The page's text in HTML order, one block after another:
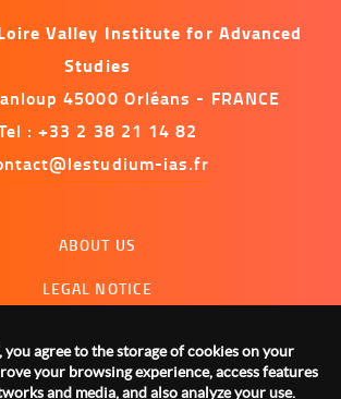
Valley Institute for Advanced
Studies
45000 Orléans - FRANCE
: +33 2 38 21 14 82
ias.fr
ABOUT US
LEGAL NOTICE
MANAGING COOKIES
agree to the storage of cookies on your
your browsing experience, access features
and media, and also analyze your use.